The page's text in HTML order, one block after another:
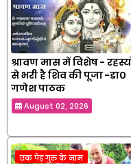
श्रावण मास में विशेष -
से भरी है शिव की पूजा -डा०
गणेश पाठक
August 02, 2026
एक पेड़ गुरु के नाम